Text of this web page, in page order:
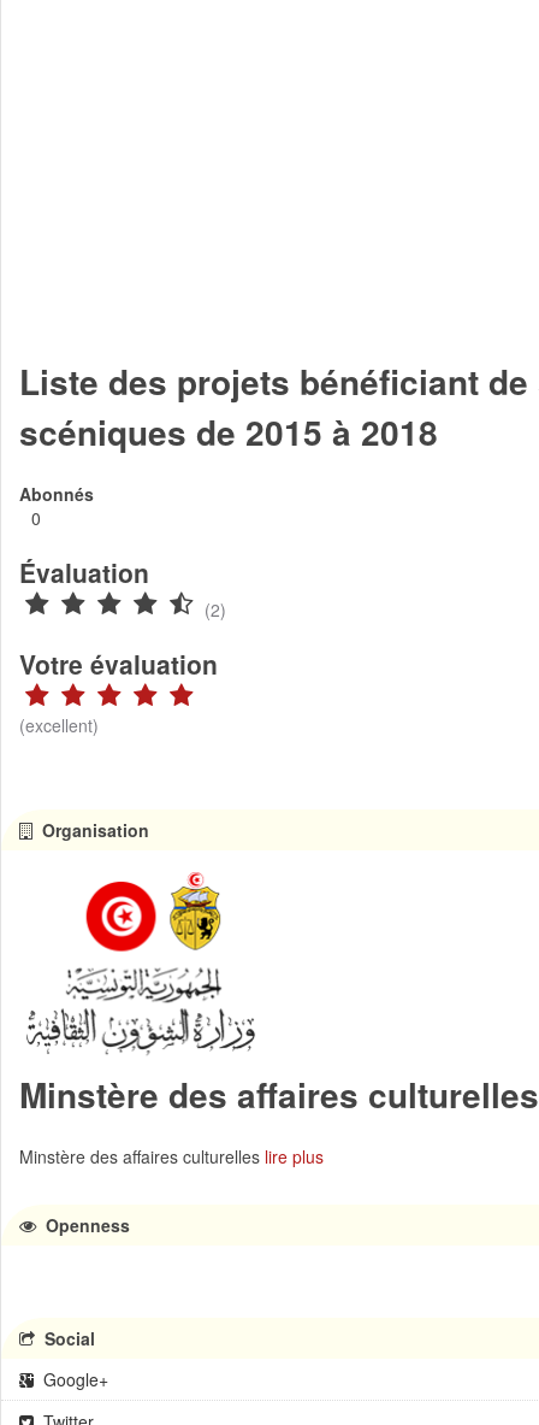
Liste des projets bénéficiant
scéniques de 2015 à 2018
Abonnés
0
Évaluation
(2)
Votre évaluation
(excellent)
Organisation
Minstère des affaires culturelles
Minstère des affaires culturelles lire plus
Openness
Social
Google+